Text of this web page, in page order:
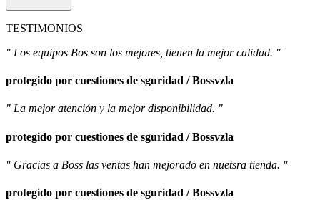
TESTIMONIOS
" Los equipos Bos son los mejores, tienen la mejor calidad. "
protegido por cuestiones de sguridad / Bossvzla
" La mejor atención y la mejor disponibilidad. "
protegido por cuestiones de sguridad / Bossvzla
" Gracias a Boss las ventas han mejorado en nuetsra tienda. "
protegido por cuestiones de sguridad / Bossvzla